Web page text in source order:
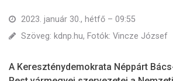
2023. január 30., hétfő – 09:55
Szöveg: kdnp.hu, Fotók: Vincze József
A Kereszténydemokrata Néppárt